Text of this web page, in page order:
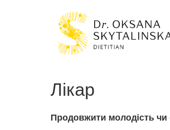
Лікар
Продовжити молодість чи